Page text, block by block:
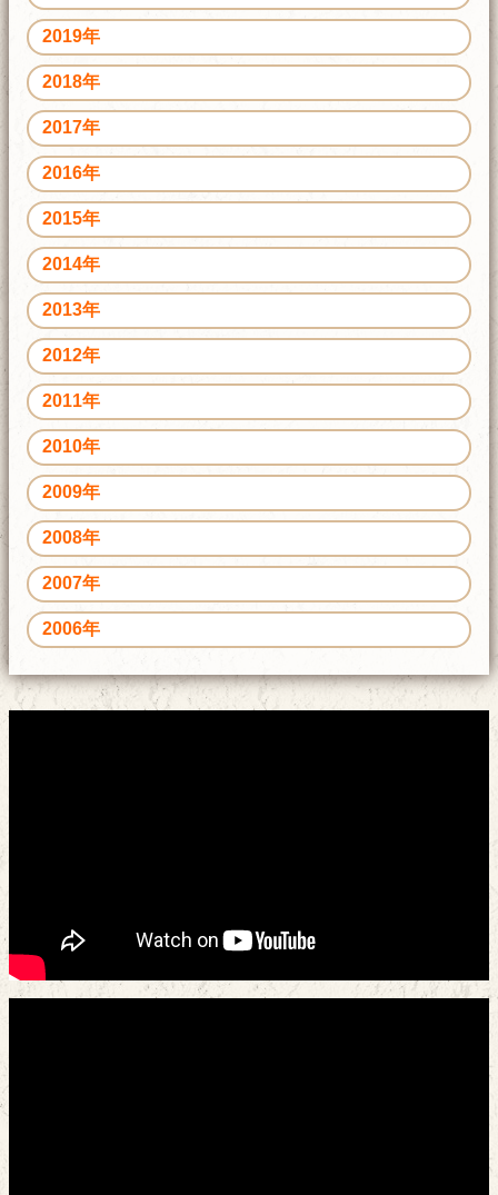
2019年
2018年
2017年
2016年
2015年
2014年
2013年
2012年
2011年
2010年
2009年
2008年
2007年
2006年